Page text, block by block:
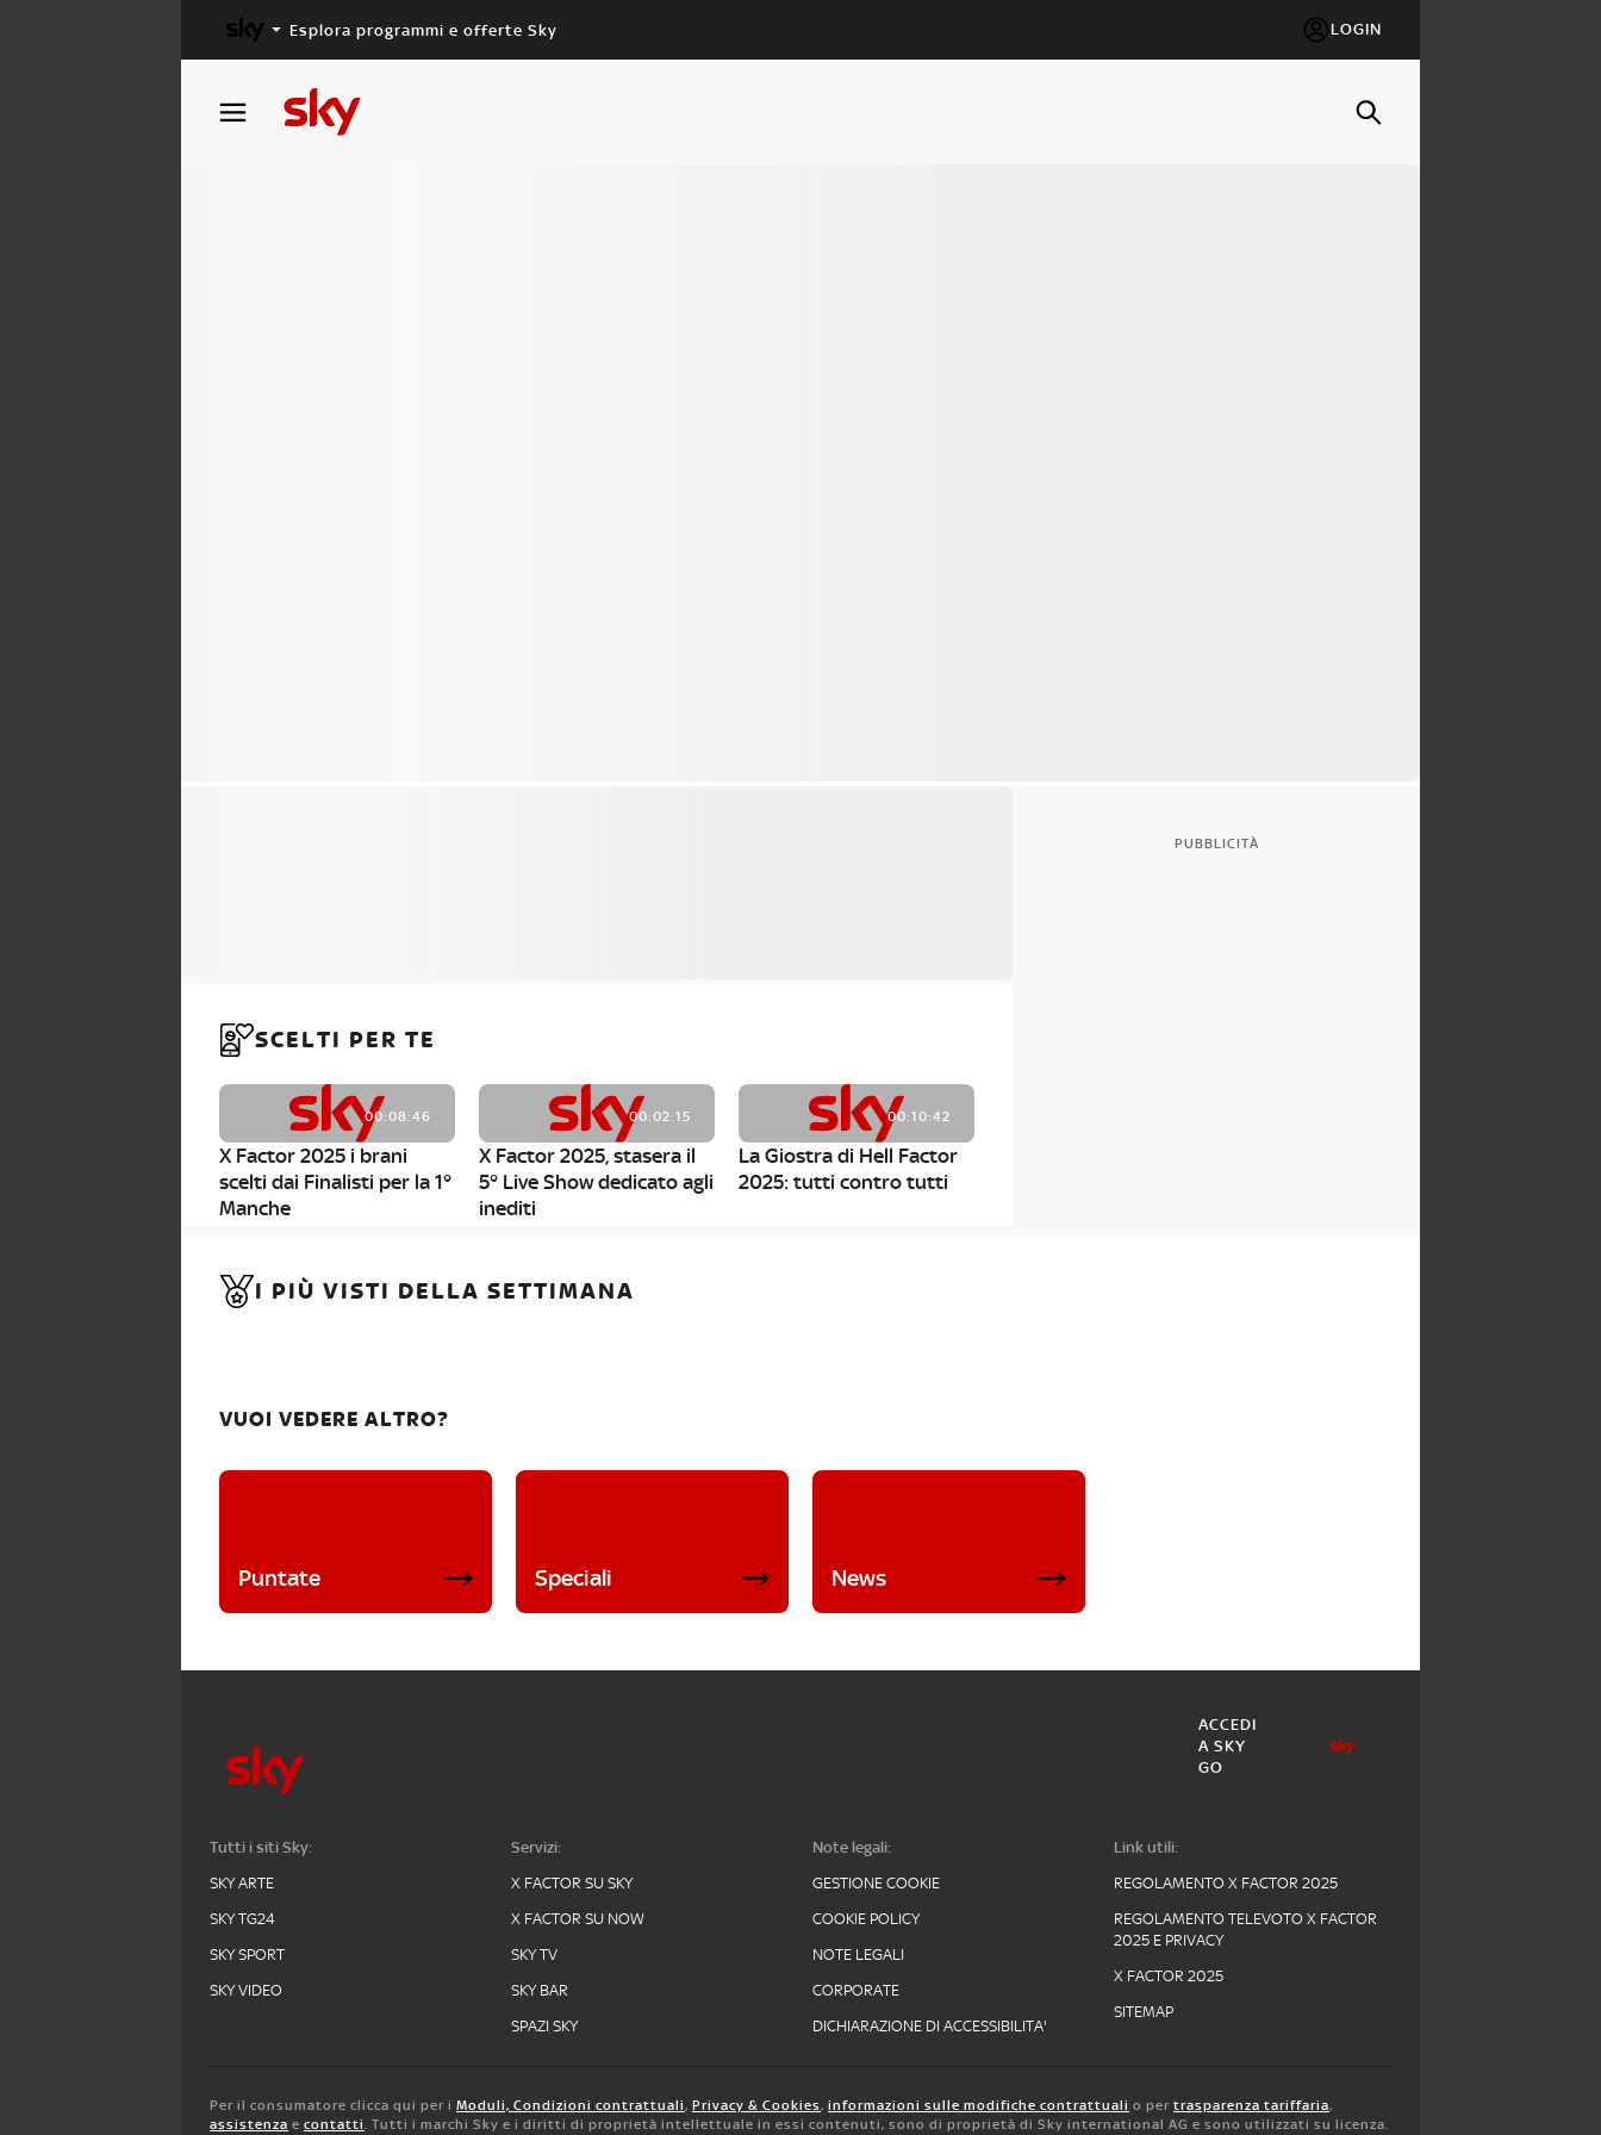
Esplora programmi e offerte Sky LOGIN
SCELTI PER TE
00:08:46
X Factor 2025 i brani
scelti dai Finalisti per la 1°
Manche
00:02:15
X Factor 2025, stasera il
5° Live Show dedicato agli
inediti
00:10:42
La Giostra di Hell Factor
2025: tutti contro tutti
PUBBLICITÀ
I PIÙ VISTI DELLA SETTIMANA
VUOI VEDERE ALTRO?
Puntate Speciali News
ACCEDI
A SKY
GO
Tutti i siti Sky:
SKY ARTE
SKY TG24
SKY SPORT
SKY VIDEO
Servizi:
X FACTOR SU SKY
X FACTOR SU NOW
SKY TV
SKY BAR
SPAZI SKY
Note legali:
GESTIONE COOKIE
COOKIE POLICY
NOTE LEGALI
CORPORATE
DICHIARAZIONE DI ACCESSIBILITA'
Link utili:
REGOLAMENTO X FACTOR 2025
REGOLAMENTO TELEVOTO X FACTOR
2025 E PRIVACY
X FACTOR 2025
SITEMAP
Per il consumatore clicca qui per i Moduli, Condizioni contrattuali, Privacy & Cookies, informazioni sulle modifiche contrattuali o per trasparenza tariffaria,
assistenza e contatti. Tutti i marchi Sky e i diritti di proprietà intellettuale in essi contenuti, sono di proprietà di Sky international AG e sono utilizzati su licenza.